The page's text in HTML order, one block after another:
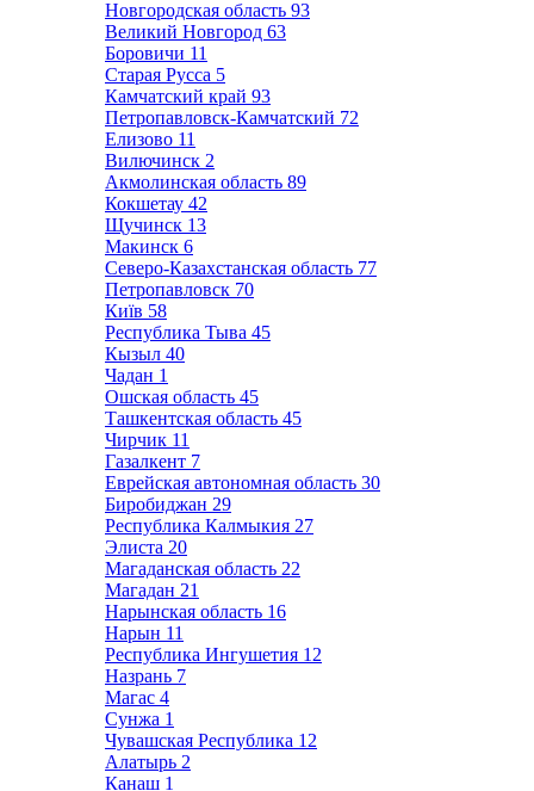
Новгородская область 93
Великий Новгород 63
Боровичи 11
Старая Русса 5
Камчатский край 93
Петропавловск-Камчатский 72
Елизово 11
Вилючинск 2
Акмолинская область 89
Кокшетау 42
Щучинск 13
Макинск 6
Северо-Казахстанская область 77
Петропавловск 70
Київ 58
Республика Тыва 45
Кызыл 40
Чадан 1
Ошская область 45
Ташкентская область 45
Чирчик 11
Газалкент 7
Еврейская автономная область 30
Биробиджан 29
Республика Калмыкия 27
Элиста 20
Магаданская область 22
Магадан 21
Нарынская область 16
Нарын 11
Республика Ингушетия 12
Назрань 7
Магас 4
Сунжа 1
Чувашская Республика 12
Алатырь 2
Канаш 1